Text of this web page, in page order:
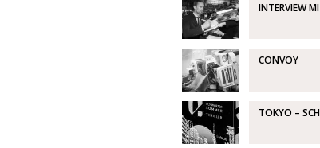
INTERVIEW
CONVOY
TOKYO –